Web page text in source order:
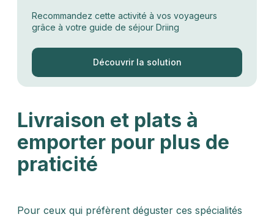
Recommandez cette activité à vos voyageurs
grâce à votre guide de séjour Driing
Découvrir la solution
Livraison et plats à
emporter pour plus de
praticité
Pour ceux qui préfèrent déguster ces spécialités